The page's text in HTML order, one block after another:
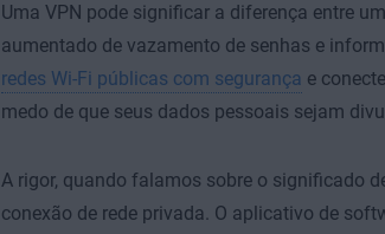
Uma VPN pode significar a diferença entre
aumentado de vazamento de senhas e
redes Wi-Fi públicas com segurança e
medo de que seus dados pessoais sejam
A rigor, quando falamos sobre o significado
conexão de rede privada. O aplicativo de